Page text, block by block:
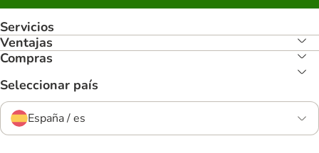
Servicios
Ventajas
Compras
Seleccionar país
España / es